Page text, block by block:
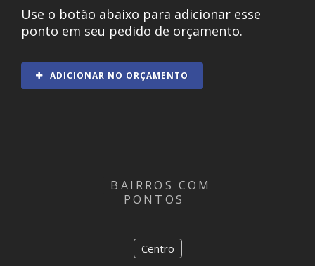
Use o botão abaixo para adicionar esse
ponto em seu pedido de orçamento.
ADICIONAR NO ORÇAMENTO
BAIRROS COM
PONTOS
Centro